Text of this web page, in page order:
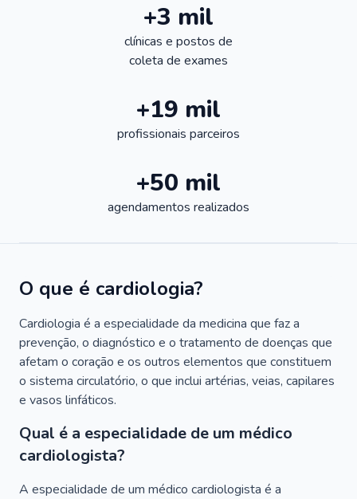
+3 mil
clínicas e postos de
coleta de exames
+19 mil
profissionais parceiros
+50 mil
agendamentos realizados
O que é cardiologia?
Cardiologia é a especialidade da medicina que faz a
prevenção, o diagnóstico e o tratamento de doenças que
afetam o coração e os outros elementos que constituem
o sistema circulatório, o que inclui artérias, veias, capilares
e vasos linfáticos.
Qual é a especialidade de um médico
cardiologista?
A especialidade de um médico cardiologista é a